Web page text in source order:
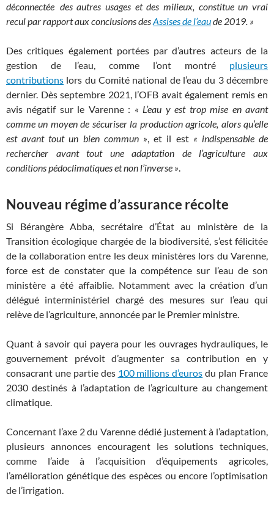
déconnectée des autres usages et des milieux, constitue un vrai
recul par rapport aux conclusions desAssises de l’eaude 2019. »
Des critiques également portées par d’autres acteurs de la
gestion de l’eau, comme l’ont montré plusieurs
contributions lors du Comité national de l’eau du 3 décembre
dernier. Dès septembre 2021, l’OFB avait également remis en
avis négatif sur le Varenne : « L’eau y est trop mise en avant
comme un moyen de sécuriser la production agricole, alors qu’elle
est avant tout un bien commun », et il est « indispensable de
rechercher avant tout une adaptation de l’agriculture aux
conditions pédoclimatiques et non l’inverse ».
Nouveau régime d’assurance récolte
Si Bérangère Abba, secrétaire d’État au ministère de la
Transition écologique chargée de la biodiversité, s’est félicitée
de la collaboration entre les deux ministères lors du Varenne,
force est de constater que la compétence sur l’eau de son
ministère a été affaiblie. Notamment avec la création d’un
délégué interministériel chargé des mesures sur l’eau qui
relève de l’agriculture, annoncée par le Premier ministre.
Quant à savoir qui payera pour les ouvrages hydrauliques, le
gouvernement prévoit d’augmenter sa contribution en y
consacrant une partie des 100 millions d’euros du plan France
2030 destinés à l’adaptation de l’agriculture au changement
climatique.
Concernant l’axe 2 du Varenne dédié justement à l’adaptation,
plusieurs annonces encouragent les solutions techniques,
comme l’aide à l’acquisition d’équipements agricoles,
l’amélioration génétique des espèces ou encore l’optimisation
de l’irrigation.